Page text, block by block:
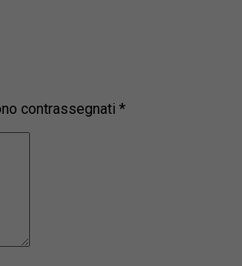
contrassegnati *